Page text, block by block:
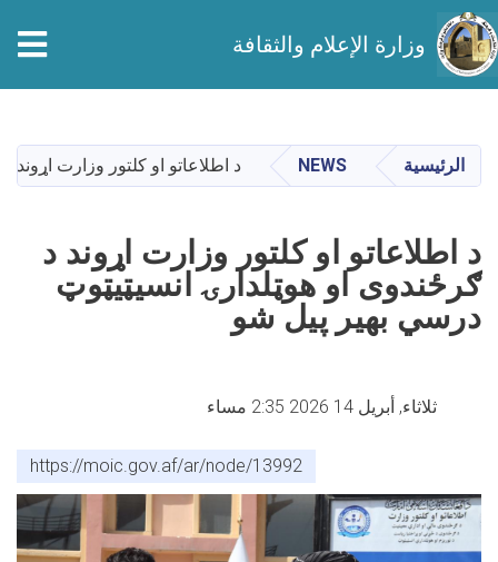
المحتوى
الرئيسي
وزارة الإعلام والثقافة
الرئيسية NEWS د اطلاعاتو او کلتور وزارت
د اطلاعاتو او کلتور وزارت اړوند د
ګرځندوی او هوټلدارۍ انسیټیټوټ
درسي بهیر پیل شو
ثلاثاء, أبريل 14 2026 2:35 مساء
https://moic.gov.af/ar/node/13992